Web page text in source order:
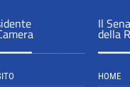
Il
della
HOME